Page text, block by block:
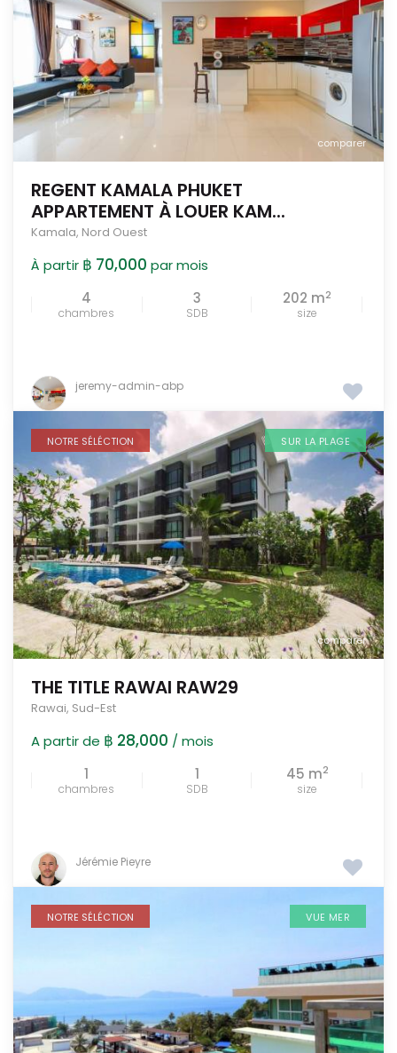
comparer
REGENT KAMALA PHUKET
APPARTEMENT À LOUER KAM...
Kamala, Nord Ouest
À partir ฿ 70,000 par mois
4
chambres
3
SDB
202 m2
size
jeremy-admin-abp
comparer
NOTRE SÉLÉCTION SUR LA PLAGE
THE TITLE RAWAI RAW29
Rawai, Sud-Est
A partir de ฿ 28,000 / mois
1
chambres
1
SDB
45 m2
size
Jérémie Pieyre
NOTRE SÉLÉCTION VUE MER